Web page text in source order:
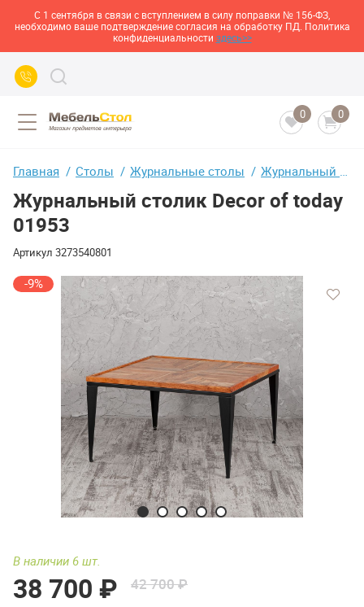
С 1 сентября в связи с вступлением в силу поправки № 156-ФЗ,
необходимо ваше подтверждение согласия на обработку ПД. Политика
конфиденциальности здесь>>
0 0
Главная Столы Журнальные столы Журнальный столик Decor of today 01953
Журнальный столик Decor of today
01953
Артикул 3273540801
-9%
В наличии 6 шт.
38 700 ₽ 42 700 ₽